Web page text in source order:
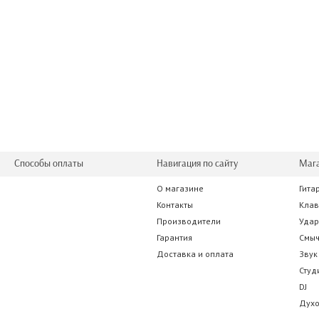
Способы оплаты Навигация по сайту
О магазине
Контакты
Производители
Гарантия
Доставка и оплата
Звук
DJ